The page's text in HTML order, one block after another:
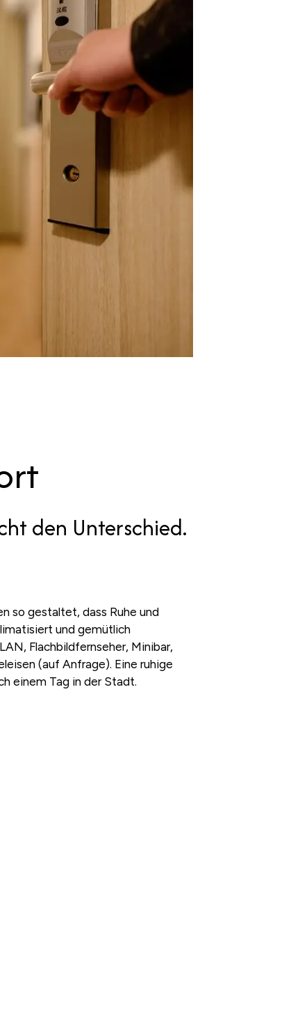
den Unterschied.
so gestaltet, dass Ruhe und
und gemütlich
Flachbildfernseher, Minibar,
(auf Anfrage). Eine ruhige
einem Tag in der Stadt.